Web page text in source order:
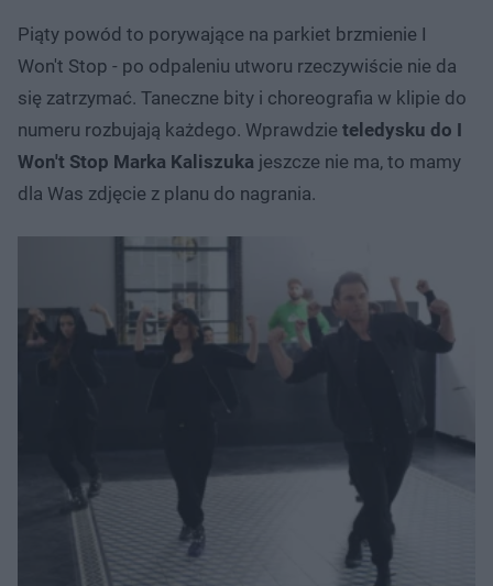
Piąty powód to porywające na parkiet brzmienie I
Won't Stop - po odpaleniu utworu rzeczywiście nie da
się zatrzymać. Taneczne bity i choreografia w klipie do
numeru rozbujają każdego. Wprawdzie teledysku do I
Won't Stop Marka Kaliszuka jeszcze nie ma, to mamy
dla Was zdjęcie z planu do nagrania.